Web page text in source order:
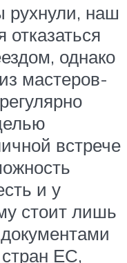
рухнули, наш
отказаться
однако
мастеров-
встрече
и у
стоит лишь
ЕС,